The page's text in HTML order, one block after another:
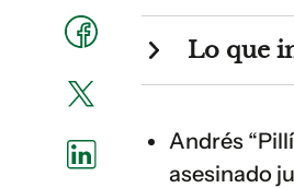
Lo que
Andrés
asesinado